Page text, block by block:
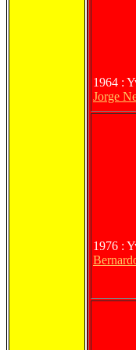
1964 :
Jorge
1976 :